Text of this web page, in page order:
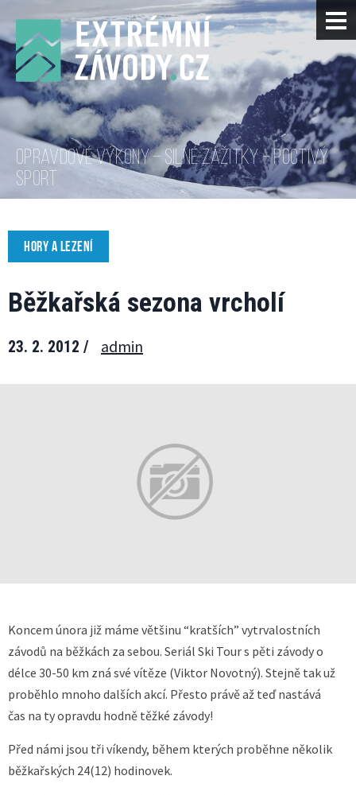
OPRAVDOVÉ VÝKONY – SILNÉ ZÁŽITKY – POCTIVÝ
SPORT
HORY A LEZENÍ
Běžkařská sezona vrcholí
23. 2. 2012 / admin
Koncem února již máme většinu “kratších” vytrvalostních
závodů na běžkách za sebou. Seriál Ski Tour s pěti závody o
délce 30-50 km zná své vítěze (Viktor Novotný). Stejně tak už
proběhlo mnoho dalších akcí. Přesto právě až teď nastává
čas na ty opravdu hodně těžké závody!
Před námi jsou tři víkendy, během kterých proběhne několik
běžkařských 24(12) hodinovek.